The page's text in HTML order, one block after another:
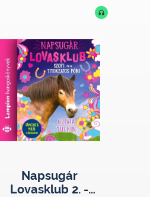
Napsugár
Lovasklub 2. -